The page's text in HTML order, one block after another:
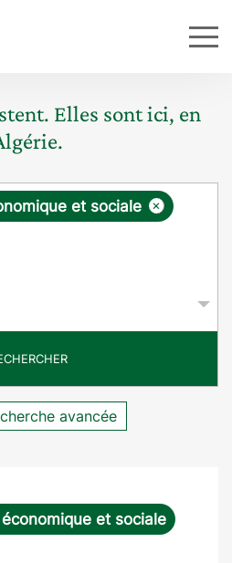
Elles sont ici, en
×
et sociale
avancée
et sociale